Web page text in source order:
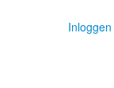
Inloggen